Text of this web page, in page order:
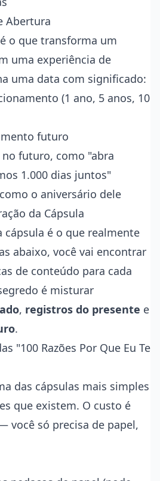
Abertura
o que transforma um
uma experiência de
uma data com significado:
(1 ano, 5 anos, 10
futuro
futuro, como "abra
1.000 dias juntos"
o aniversário dele
da Cápsula
cápsula é o que realmente
abaixo, você vai encontrar
de conteúdo para cada
é misturar
, registros do presente e
.
"100 Razões Por Que Eu Te
das cápsulas mais simples
que existem. O custo é
você só precisa de papel,